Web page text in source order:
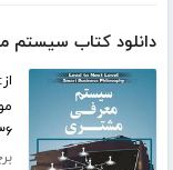
دانلود کتاب سیستم
از:
۳۶